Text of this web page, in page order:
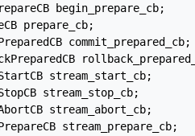
begin_prepare_cb;
prepare_cb;
commit_prepared_cb;
stream_start_cb;
stream_stop_cb;
stream_abort_cb;
stream_prepare_cb;